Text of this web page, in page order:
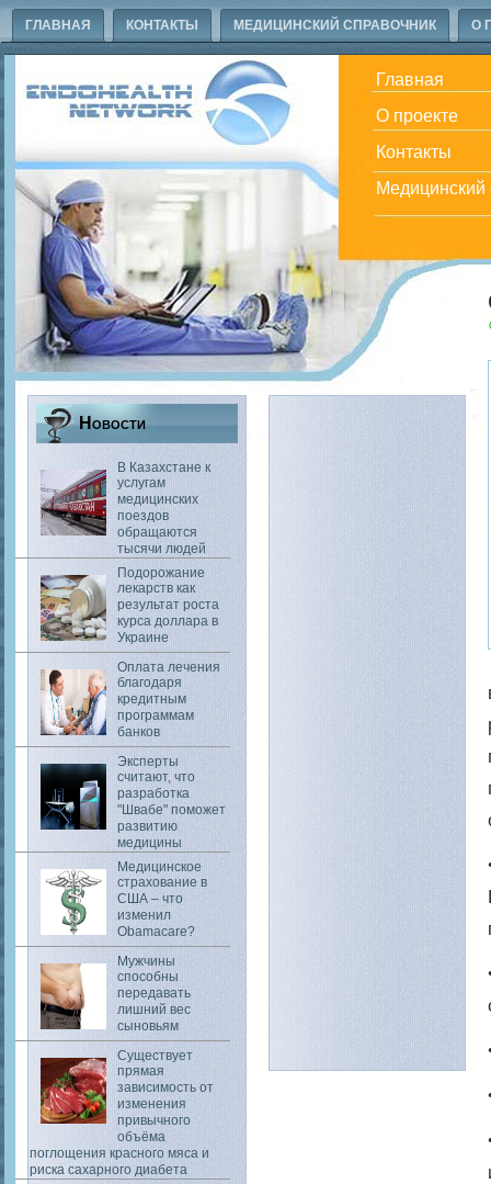
ГЛАВНАЯ КОНТАКТЫ МЕДИЦИНСКИЙ СПРАВОЧНИК О
Главная
О проекте
Контакты
Медицинский
Новости
В Казахстане к
услугам
медицинских
поездов
обращаются
тысячи людей
Подорожание
лекарств как
результат роста
курса доллара в
Украине
Оплата лечения
благодаря
кредитным
программам
банков
Эксперты
считают, что
разработка
"Швабе" поможет
развитию
медицины
Медицинское
страхование в
США – что
изменил
Obamacare?
Мужчины
способны
передавать
лишний вес
сыновьям
Существует
прямая
зависимость от
изменения
привычного
объёма
поглощения красного мяса и
риска сахарного диабета